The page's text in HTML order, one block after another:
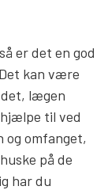
er det en god
kan være
lægen
til ved
omfanget,
på de
har du